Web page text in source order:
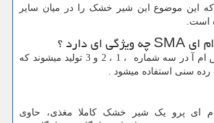
که این موضوع این شیر خشک را در میان سایر
است.
ایSMAچه ویژگی ای دارد ؟
شیر خشک های اس ام آ در سه شماره ، 1 ، 2 و 3 تولید میشوند که
سنی استفاده میشود
پرو یک شیر خشک کاملا مغذی، حاوی